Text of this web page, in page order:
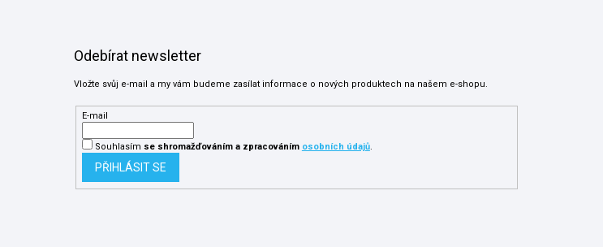
Odebírat newsletter
Vložte svůj e-mail a my vám budeme zasílat informace o nových produktech na našem e-shopu.
E-mail
Souhlasím se shromažďováníma zpracováním osobních údajů.
PŘIHLÁSIT SE